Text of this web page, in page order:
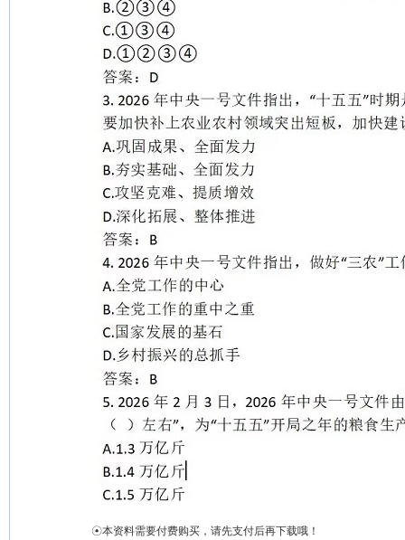
☉本资料需要付费购买，请先支付后再下载哦！